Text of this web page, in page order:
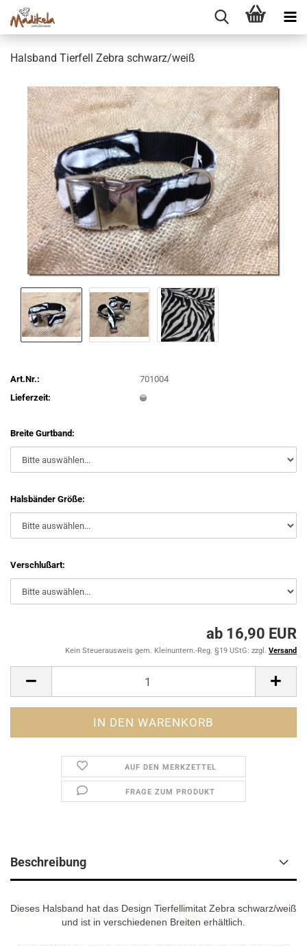
Hals­band Tier­fell Zebra schwarz/weiß
Art.Nr.:
701004
Lieferzeit:
Breite Gurtband:
Halsbänder Größe:
Verschlußart:
ab 16,90 EUR
Kein Steuerausweis gem. Kleinuntern.-Reg. §19 UStG: zzgl. Versand
AUF DEN MERKZETTEL
FRAGE ZUM PRODUKT
Beschreibung
Dieses Halsband hat das Design Tierfellimitat Zebra schwarz/weiß
und ist in verschiedenen Breiten erhältlich.